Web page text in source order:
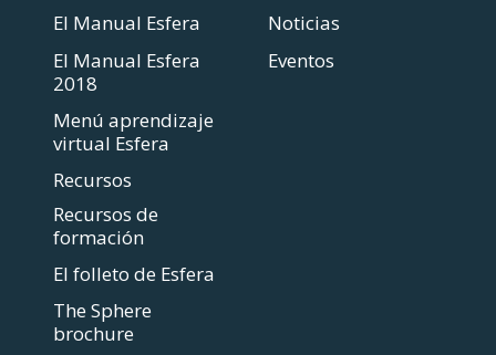
El Manual Esfera
El Manual Esfera
2018
Menú aprendizaje
virtual Esfera
Recursos
Recursos de
formación
El folleto de Esfera
The Sphere
brochure
Noticias
Eventos